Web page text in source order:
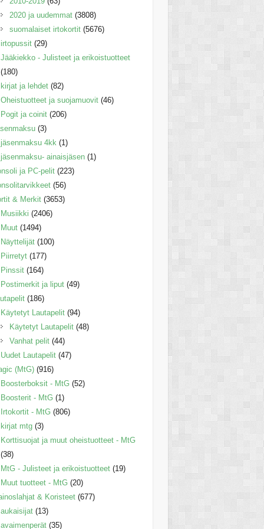
2020 ja uudemmat (3808)
suomalaiset irtokortit (5676)
irtopussit (29)
Jääkiekko - Julisteet ja erikoistuotteet
(180)
kirjat ja lehdet (82)
Oheistuotteet ja suojamuovit (46)
Pogit ja coinit (206)
(3)
jäsenmaksu 4kk (1)
jäsenmaksu- ainaisjäsen (1)
ja PC-pelit (223)
(56)
& Merkit (3653)
Musiikki (2406)
Muut (1494)
Näyttelijät (100)
Piirretyt (177)
Pinssit (164)
Postimerkit ja liput (49)
(186)
Käytetyt Lautapelit (94)
Käytetyt Lautapelit (48)
Vanhat pelit (44)
Uudet Lautapelit (47)
(MtG) (916)
Boosterboksit - MtG (52)
Boosterit - MtG (1)
Irtokortit - MtG (806)
kirjat mtg (3)
Korttisuojat ja muut oheistuotteet - MtG
(38)
MtG - Julisteet ja erikoistuotteet (19)
Muut tuotteet - MtG (20)
& Koristeet (677)
aukaisijat (13)
avaimenperät (35)